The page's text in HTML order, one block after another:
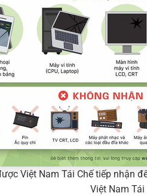
Việt Nam Tái Chế tiếp nhận
Việt Nam Tái